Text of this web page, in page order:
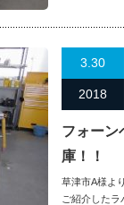
3.30
2018
フォーン
庫！！
草津市A様よ
ご紹介した